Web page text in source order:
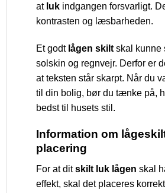
at luk indgangen forsvarligt.
kontrasten og læsbarheden.
Et godt lågen skilt skal kunne
solskin og regnvejr. Derfor er
at teksten står skarpt. Når du
til din bolig, bør du tænke på,
bedst til husets stil.
Information om
placering
For at ditskilt luk lågen skal
effekt, skal det placeres